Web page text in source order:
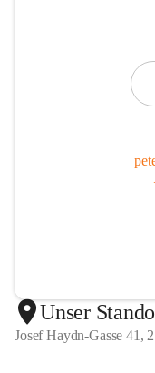
Unser
Josef Haydn-Gasse 41,